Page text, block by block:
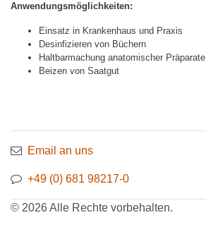
Anwendungsmöglichkeiten:
Einsatz in Krankenhaus und Praxis
Desinfizieren von Büchern
Haltbarmachung anatomischer Präparate
Beizen von Saatgut
Email an uns
+49 (0) 681 98217-0
© 2026 Alle Rechte vorbehalten.